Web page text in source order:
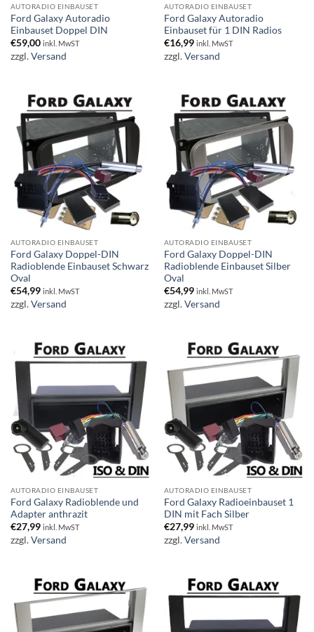
AUTORADIO EINBAUSET
Ford Galaxy Autoradio
Einbauset Doppel DIN
€59,00 inkl. MwST
zzgl.Versand
AUTORADIO EINBAUSET
Ford Galaxy Autoradio
Einbauset für 1 DIN Radios
€16,99 inkl. MwST
zzgl.Versand
AUTORADIO EINBAUSET
Ford Galaxy Doppel-DIN
Radioblende Einbauset Schwarz
Oval
€54,99 inkl. MwST
zzgl.Versand
AUTORADIO EINBAUSET
Ford Galaxy Doppel-DIN
Radioblende Einbauset Silber
Oval
€54,99 inkl. MwST
zzgl.Versand
AUTORADIO EINBAUSET
Ford Galaxy Radioblende und
Adapter anthrazit
€27,99 inkl. MwST
zzgl.Versand
AUTORADIO EINBAUSET
Ford Galaxy Radioeinbauset 1
DIN mit Fach Silber
€27,99 inkl. MwST
zzgl.Versand